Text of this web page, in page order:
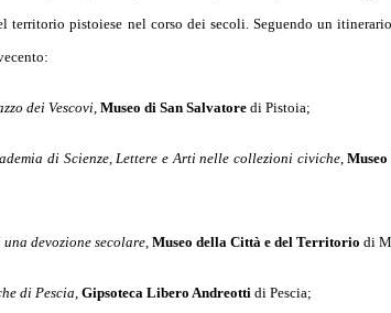
territorio pistoiese nel corso dei secoli. Seguendo un
dei Vescovi, Museo di San Salvatoredi Pistoia;
di Scienze, Lettere e Arti nelle collezioni civiche,
devozione secolare, Museo della Città e del Territorio di
di Pescia, Gipsoteca Libero Andreottidi Pescia;